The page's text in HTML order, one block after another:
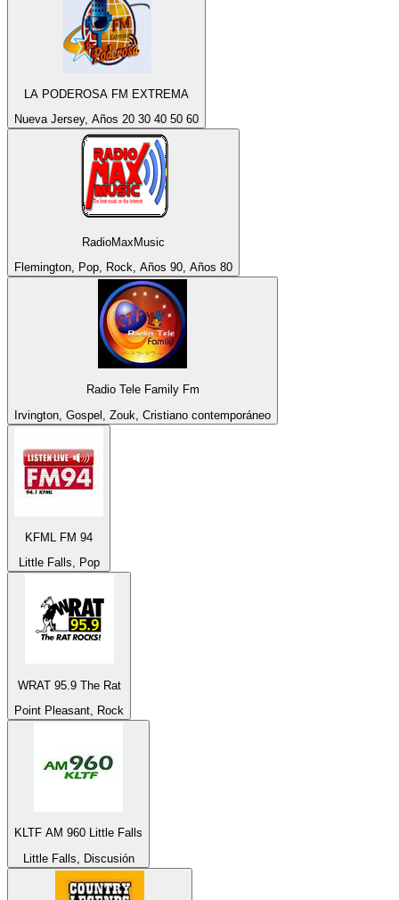
LA PODEROSA FM EXTREMA
Nueva Jersey, Años 20 30 40 50 60
RadioMaxMusic
Flemington, Pop, Rock, Años 90, Años 80
Radio Tele Family Fm
Irvington, Gospel, Zouk, Cristiano contemporáneo
KFML FM 94
Little Falls, Pop
WRAT 95.9 The Rat
Point Pleasant, Rock
KLTF AM 960 Little Falls
Little Falls, Discusión